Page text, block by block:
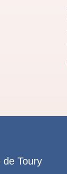
de Toury